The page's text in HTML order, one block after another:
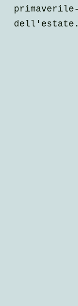
dell'estate.